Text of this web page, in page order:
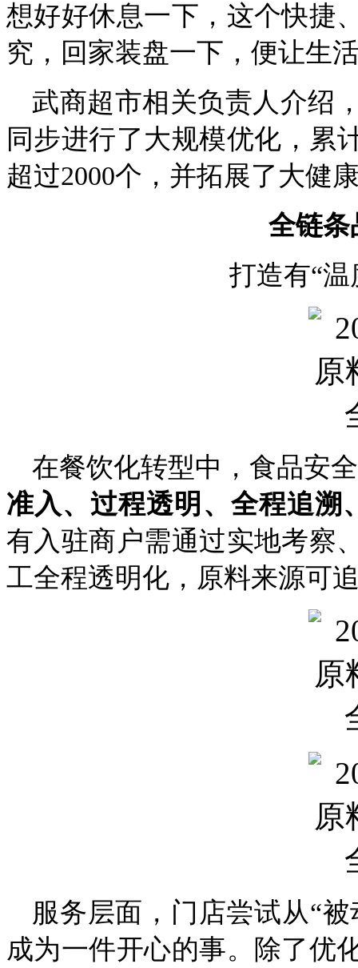
想好好休息一下，这个快捷
究，回家装盘一下，便让生
武商超市相关负责人介绍
同步进行了大规模优化，累
超过2000个，并拓展了大健
全链条
打造有“
在餐饮化转型中，食品安
准入、过程透明、全程追溯
有入驻商户需通过实地考察
工全程透明化，原料来源可
服务层面，门店尝试从“
成为一件开心的事。除了优